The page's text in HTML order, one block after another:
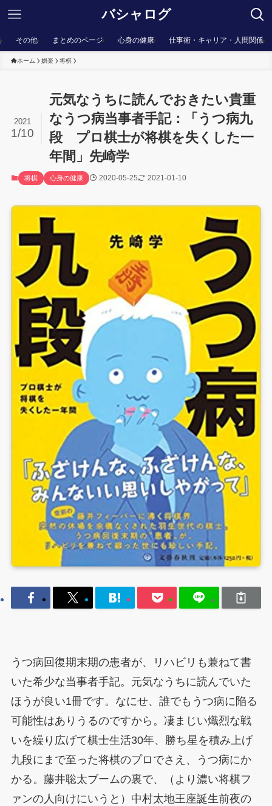
バシャログ
その他 まとめのページ 心身の健康 仕事術・キャリア・人間関係
ホーム 娯楽 将棋
元気なうちに読んでおきたい貴重
なうつ病当事者手記：「うつ病九
段 プロ棋士が将棋を失くした一
年間」先崎学
2021
1/10
将棋 心身の健康 2020-05-25 2021-01-10
うつ病回復期末期の患者が、リハビリも兼ねて書
いた希少な当事者手記。元気なうちに読んでいた
ほうが良い1冊です。なにせ、誰でもうつ病に陥る
可能性はありうるのですから。凄まじい熾烈な戦
いを繰り広げて棋士生活30年、勝ち星を積み上げ
九段にまで至った将棋のプロでさえ、うつ病にか
かる。藤井聡太ブームの裏で、（より濃い将棋フ
ァンの人向けにいうと）中村太地王座誕生前夜の